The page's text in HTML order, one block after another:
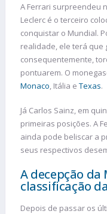
A Ferrari surpreendeu
Leclerc é o terceiro
conquistar o Mundial.
realidade, ele terá que
consequentemente,
pontuarem. O
Monaco, Itália e Texas.
Já Carlos Sainz, em
primeiras posições. A
ainda pode beliscar a
seus respectivos
A decepção da
classificação
Depois de passar os